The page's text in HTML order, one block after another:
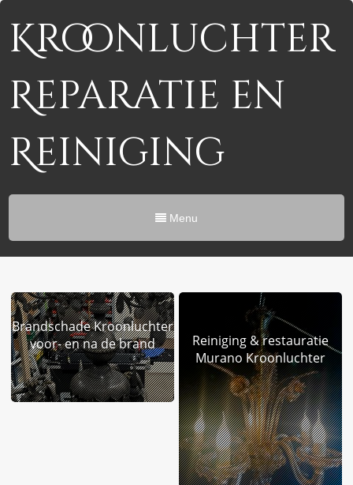
Kroonluchter
Reparatie en
Reiniging
Menu
Brandschade Kroonluchter
voor- en na de brand
Reiniging & restauratie
Murano Kroonluchter